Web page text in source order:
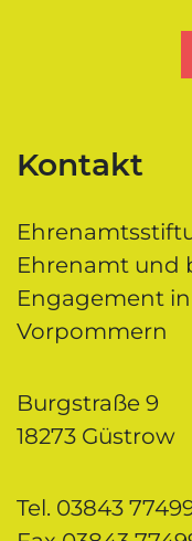
Kontakt
Ehrenamt und
Engagement
Vorpommern
Burgstraße 9
18273 Güstrow
Tel. 03843